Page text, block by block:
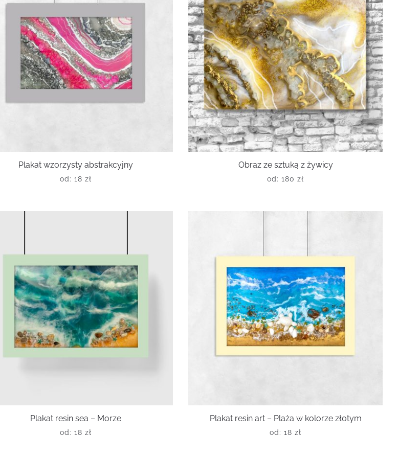
Plakat wzorzysty abstrakcyjny
od:18zł
Obraz ze sztuką z żywicy
od:180zł
Plakat resin sea – Morze
od:18zł
Plakat resin art – Plaża w kolorze złotym
od:18zł